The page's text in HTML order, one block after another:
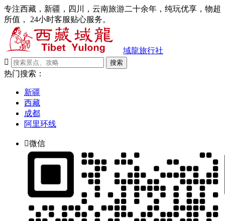
专注西藏，新疆，四川，云南旅游二十余年，纯玩优享，物超
所值， 24小时客服贴心服务。
域龍旅行社

搜索
热门搜索：
新疆
西藏
成都
阿里环线
微信